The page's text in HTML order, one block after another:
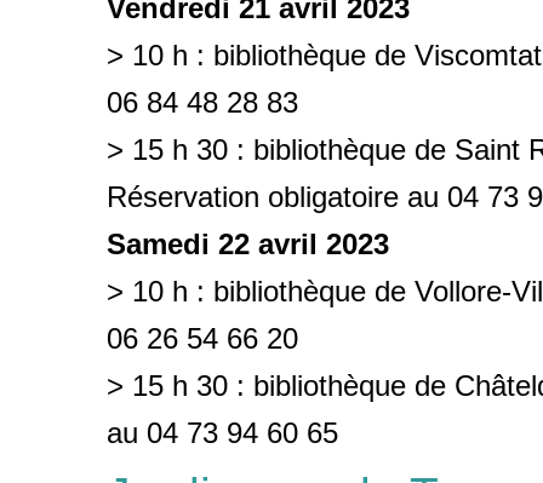
Vendredi 21 avril 2023
> 10 h : bibliothèque de
06 84 48 28 83
> 15 h 30 : bibliothèque de Saint
Réservation obligatoire au 04 73
Samedi 22 avril 2023
> 10 h : bibliothèque de Vollore-
06 26 54 66 20
> 15 h 30 : bibliothèque de
au 04 73 94 60 65